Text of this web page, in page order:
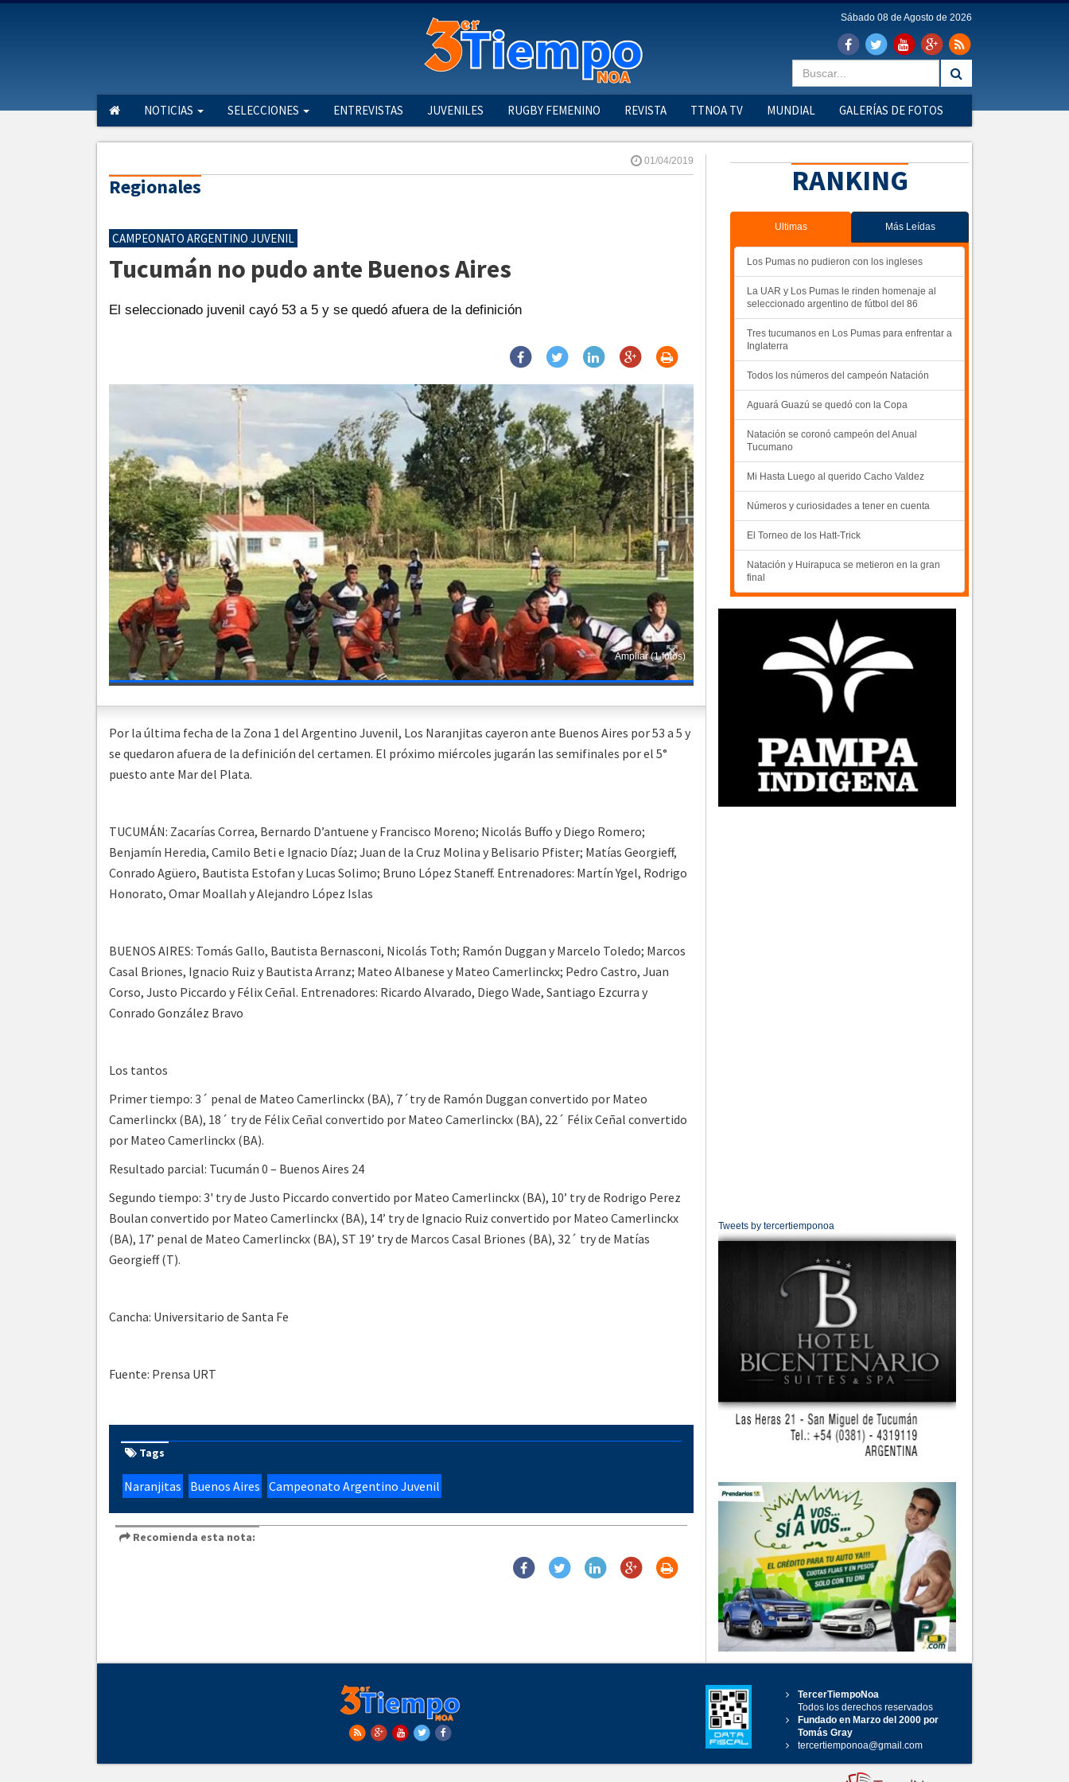
Sábado 08 de Agosto de 2026
NOTICIAS SELECCIONES ENTREVISTAS JUVENILES RUGBY FEMENINO REVISTA TTNOA TV MUNDIAL GALERÍAS DE FOTOS
01/04/2019
Regionales
CAMPEONATO ARGENTINO JUVENIL
Tucumán no pudo ante Buenos Aires
El seleccionado juvenil cayó 53 a 5 y se quedó afuera de la definición
Ampliar (1 fotos)
Por la última fecha de la Zona 1 del Argentino Juvenil, Los Naranjitas cayeron ante Buenos Aires por 53 a 5 y
se quedaron afuera de la definición del certamen. El próximo miércoles jugarán las semifinales por el 5°
puesto ante Mar del Plata.
TUCUMÁN: Zacarías Correa, Bernardo D’antuene y Francisco Moreno; Nicolás Buffo y Diego Romero;
Benjamín Heredia, Camilo Beti e Ignacio Díaz; Juan de la Cruz Molina y Belisario Pfister; Matías Georgieff,
Conrado Agüero, Bautista Estofan y Lucas Solimo; Bruno López Staneff. Entrenadores: Martín Ygel, Rodrigo
Honorato, Omar Moallah y Alejandro López Islas
BUENOS AIRES: Tomás Gallo, Bautista Bernasconi, Nicolás Toth; Ramón Duggan y Marcelo Toledo; Marcos
Casal Briones, Ignacio Ruiz y Bautista Arranz; Mateo Albanese y Mateo Camerlinckx; Pedro Castro, Juan
Corso, Justo Piccardo y Félix Ceñal. Entrenadores: Ricardo Alvarado, Diego Wade, Santiago Ezcurra y
Conrado González Bravo
Los tantos
Primer tiempo: 3´ penal de Mateo Camerlinckx (BA), 7´try de Ramón Duggan convertido por Mateo
Camerlinckx (BA), 18´ try de Félix Ceñal convertido por Mateo Camerlinckx (BA), 22´ Félix Ceñal convertido
por Mateo Camerlinckx (BA).
Resultado parcial: Tucumán 0 – Buenos Aires 24
Segundo tiempo: 3' try de Justo Piccardo convertido por Mateo Camerlinckx (BA), 10’ try de Rodrigo Perez
Boulan convertido por Mateo Camerlinckx (BA), 14’ try de Ignacio Ruiz convertido por Mateo Camerlinckx
(BA), 17’ penal de Mateo Camerlinckx (BA), ST 19’ try de Marcos Casal Briones (BA), 32´ try de Matías
Georgieff (T).
Cancha: Universitario de Santa Fe
Fuente: Prensa URT
Tags
Naranjitas Buenos Aires Campeonato Argentino Juvenil
Recomienda esta nota:
RANKING
Ultimas Más Leídas
Los Pumas no pudieron con los ingleses
La UAR y Los Pumas le rinden homenaje al
seleccionado argentino de fútbol del 86
Tres tucumanos en Los Pumas para enfrentar a
Inglaterra
Todos los números del campeón Natación
Aguará Guazú se quedó con la Copa
Natación se coronó campeón del Anual
Tucumano
Mi Hasta Luego al querido Cacho Valdez
Números y curiosidades a tener en cuenta
El Torneo de los Hatt-Trick
Natación y Huirapuca se metieron en la gran
final
Tweets by tercertiemponoa
TercerTiempoNoa
Todos los derechos reservados
Fundado en Marzo del 2000 por
Tomás Gray
tercertiemponoa@gmail.com